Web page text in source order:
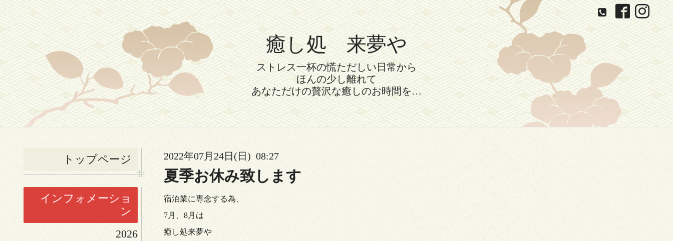
癒し処 来夢や
ストレス一杯の慌ただしい日常から
ほんの少し離れて
あなただけの贅沢な癒しのお時間を…
トップページ
インフォメーショ
ン
2026
2022年07月24日(日) 08:27
夏季お休み致します
宿泊業に専念する為、
7月、8月は
癒し処来夢や